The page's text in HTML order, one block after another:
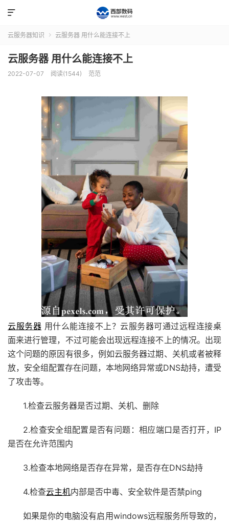

云服务器知识  云服务器 用什么能连接不上
云服务器 用什么能连接不上
2022-07-07 阅读(1544) 范范
云服务器 用什么能连接不上？云服务器可通过远程连接桌
面来进行管理，不过可能会出现远程连接不上的情况。出现
这个问题的原因有很多，例如云服务器过期、关机或者被释
放，安全组配置存在问题，本地网络异常或DNS劫持，遭受
了攻击等。
1.检查云服务器是否过期、关机、删除
2.检查安全组配置是否有问题：相应端口是否打开，IP
是否在允许范围内
3.检查本地网络是否存在异常，是否存在DNS劫持
4.检查云主机内部是否中毒、安全软件是否禁ping
如果是你的电脑没有启用windows远程服务所导致的，